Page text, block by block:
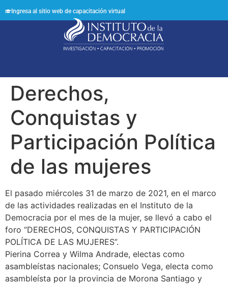
Ingresa al sitio web de capacitación virtual
Derechos,
Conquistas y
Participación Política
de las mujeres
El pasado miércoles 31 de marzo de 2021, en el marco
de las actividades realizadas en el Instituto de la
Democracia por el mes de la mujer, se llevó a cabo el
foro “DERECHOS, CONQUISTAS Y PARTICIPACIÓN
POLÍTICA DE LAS MUJERES”.
Pierina Correa y Wilma Andrade, electas como
asambleístas nacionales; Consuelo Vega, electa como
asambleísta por la provincia de Morona Santiago y